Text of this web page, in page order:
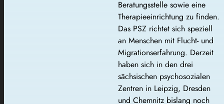
Beratungsstelle sowie eine
Therapieeinrichtung zu finden.
Das PSZ richtet sich speziell
an Menschen mit Flucht- und
Migrationserfahrung. Derzeit
haben sich in den drei
sächsischen psychosozialen
Zentren in Leipzig, Dresden
und Chemnitz bislang noch